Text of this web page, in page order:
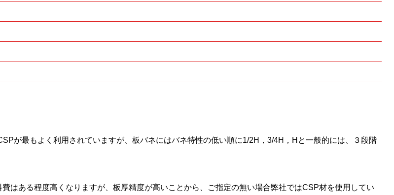
が最もよく利用されていますが、板バネにはバネ特性の低い順に1/2H，3/4H，Hと一般的には、３段階
はある程度高くなりますが、板厚精度が高いことから、ご指定の無い場合弊社ではCSP材を使用してい